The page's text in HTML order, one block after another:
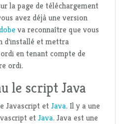
la page de téléchargement
avez déjà une version
va reconnaître que vous
d'installé et mettra
en tenant compte de
ordi.
le script Java
Javascript et Java. Il y a une
et Java. Java est une